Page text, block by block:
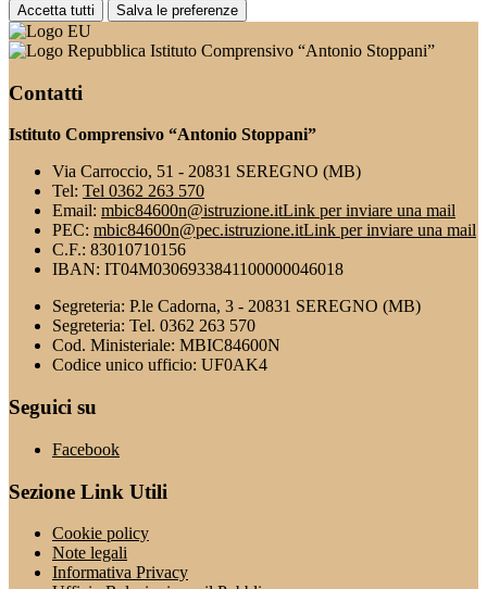
Accetta tutti Salva le preferenze
Istituto Comprensivo “Antonio Stoppani”
Contatti
Istituto Comprensivo “Antonio Stoppani”
Via Carroccio, 51 - 20831 SEREGNO (MB)
Tel: Tel 0362 263 570
Email: mbic84600n@istruzione.itLink per inviare una mail
PEC: mbic84600n@pec.istruzione.itLink per inviare una mail
C.F.: 83010710156
IBAN: IT04M0306933841100000046018
Segreteria: P.le Cadorna, 3 - 20831 SEREGNO (MB)
Segreteria: Tel. 0362 263 570
Cod. Ministeriale: MBIC84600N
Codice unico ufficio: UF0AK4
Seguici su
Facebook
Sezione Link Utili
Cookie policy
Note legali
Informativa Privacy